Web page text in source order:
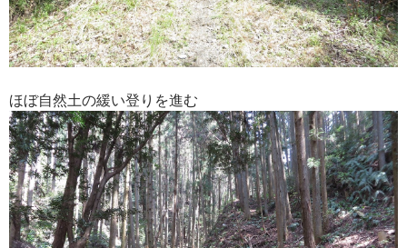
ほぼ自然土の緩い登りを進む